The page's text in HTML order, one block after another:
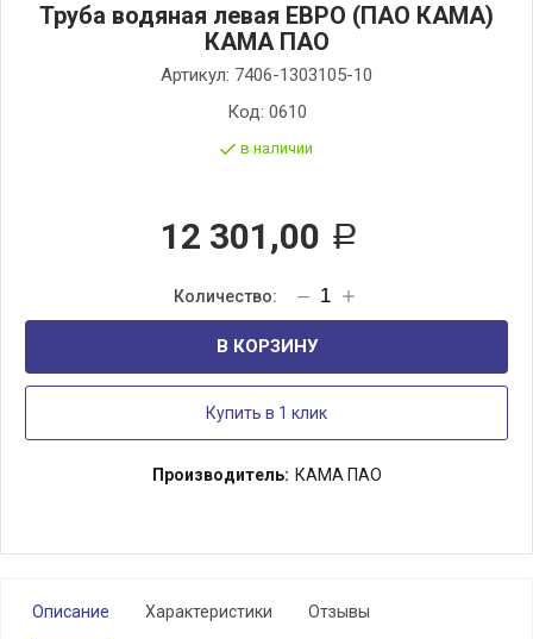
Труба водяная левая ЕВРО (ПАО КАМА)
КАМА ПАО
Артикул: 7406-1303105-10
Код: 0610
в наличии
12 301,00 Р
В КОРЗИНУ
Купить в 1 клик
Производитель: КАМА ПАО
Описание Характеристики Отзывы